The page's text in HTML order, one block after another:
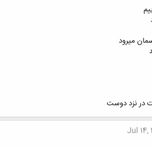
میرود
در نزد دوست
Jul 14,